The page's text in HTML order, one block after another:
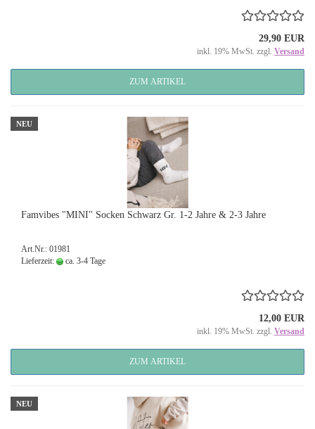
29,90 EUR
inkl. 19% MwSt. zzgl. Versand
ZUM ARTIKEL
NEU
Famvibes "MINI" Socken Schwarz Gr. 1-2 Jahre & 2-3 Jahre
Art.Nr.: 01981
Lieferzeit:
ca. 3-4 Tage
12,00 EUR
inkl. 19% MwSt. zzgl. Versand
ZUM ARTIKEL
NEU